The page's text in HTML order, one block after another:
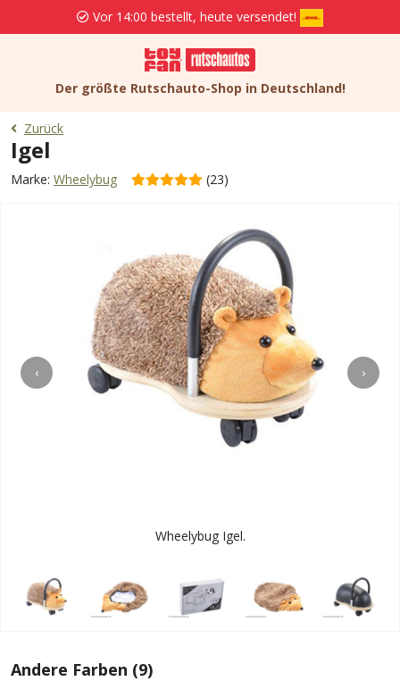
Vor 14:00 bestellt, heute versendet!
Der größte Rutschauto-Shop in Deutschland!
Zurück
Igel
Marke: Wheelybug (23)
‹ ›
Wheelybug Igel.
Andere Farben (9)